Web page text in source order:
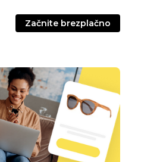
Začnite brezplačno